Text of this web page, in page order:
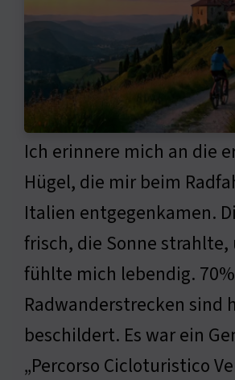
Ich erinnere mich an die
Hügel, die mir beim
Italien entgegenkamen.
frisch, die Sonne strahlte,
fühlte mich lebendig.
Radwanderstrecken sind
beschildert. Es war ein
„Percorso Cicloturistico